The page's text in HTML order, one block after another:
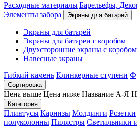
Расходные материалы Барельефы,
Элементы забора
Экраны для батарей
Экраны для батарей
Экраны для батареи с коробом
Двухсторонние экраны с коробом
Навесные экраны
Гибкий камень Клинкерные ступени
Сортировка
Цена выше Цена ниже Название А-Я
Категория
Плинтусы Карнизы Молдинги Розетки
полуколонны Пилястры Светильники